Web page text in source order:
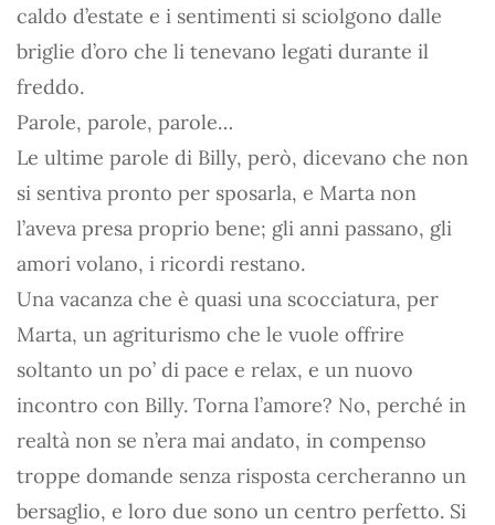
caldo d’estate e i sentimenti si sciolgono dalle
briglie d’oro che li tenevano legati durante il
freddo.
Parole, parole, parole…
Le ultime parole di Billy, però, dicevano che non
si sentiva pronto per sposarla, e Marta non
l’aveva presa proprio bene; gli anni passano, gli
amori volano, i ricordi restano.
Una vacanza che è quasi una scocciatura, per
Marta, un agriturismo che le vuole offrire
soltanto un po’ di pace e relax, e un nuovo
incontro con Billy. Torna l’amore? No, perché in
realtà non se n’era mai andato, in compenso
troppe domande senza risposta cercheranno un
bersaglio, e loro due sono un centro perfetto. Si